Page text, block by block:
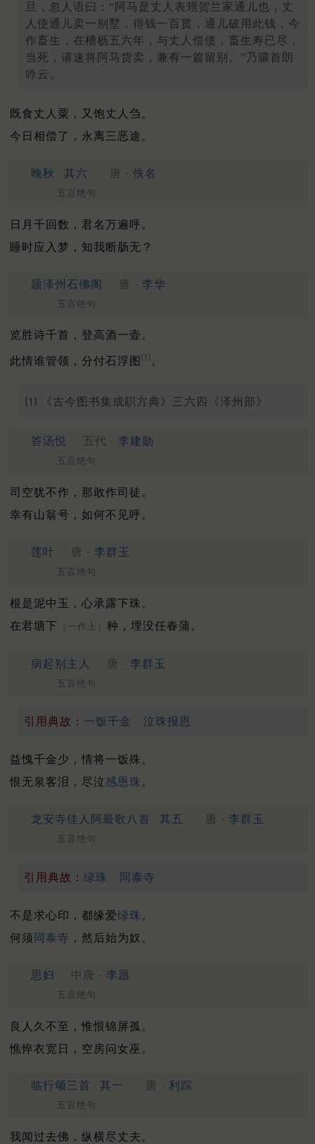
旦，忽人语曰：“阿马是丈人表甥贺兰家通儿也，丈
人使通儿卖一别墅，得钱一百贯，通儿破用此钱，今
作畜生，在槽枥五六年，与丈人偿债，畜生寿已尽，
当死，请速将阿马货卖，兼有一篇留别。”乃骧首朗
吟云。
既食丈人粟，又饱丈人刍。
今日相偿了，永离三恶途。
晚秋 其六 唐 · 佚名
五言绝句
日月千回数，君名万遍呼。
睡时应入梦，知我断肠无？
题泽州石佛阁 唐 · 李华
五言绝句
览胜诗千首，登高酒一壶。
此情谁管领，分付石浮图 ⑴。
⑴ 《古今图书集成职方典》三六四《泽州部》
答汤悦 五代 · 李建勋
五言绝句
司空犹不作，那敢作司徒。
幸有山翁号，如何不见呼。
莲叶 唐 · 李群玉
五言绝句
根是泥中玉，心承露下珠。
在君塘下 （一作上） 种，埋没任春蒲。
病起别主人 唐 · 李群玉
五言绝句
引用典故： 一饭千金 泣珠报恩
益愧千金少，情将一饭殊。
恨无泉客泪，尽泣感恩珠。
龙安寺佳人阿最歌八首 其五 唐 · 李群玉
五言绝句
引用典故： 绿珠 同泰寺
不是求心印，都缘爱绿珠 。
何须 同泰寺 ，然后始为奴。
思妇 中唐 · 李愿
五言绝句
良人久不至，惟恨锦屏孤。
憔悴衣宽日，空房问女巫。
临行颂三首 其一 唐 · 利踪
五言绝句
我闻过去佛，纵横尽丈夫。